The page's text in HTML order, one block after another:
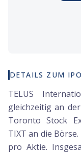
DETAILS ZUM IPO
TELUS
gleichzeitig an
Toronto Stock
TIXT an die
pro Aktie.